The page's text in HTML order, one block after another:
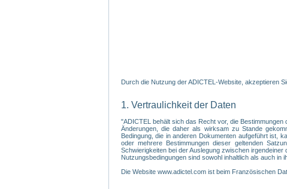
Durch die Nutzung der ADICTEL-Website, akzeptieren
1. Vertraulichkeit der Daten
"ADICTEL behält sich das Recht vor, die
Änderungen, die daher als wirksam zu Stande
Bedingung, die in anderen Dokumenten aufgeführt ist,
oder mehrere Bestimmungen dieser geltenden
Schwierigkeiten bei der Auslegung zwischen
Nutzungsbedingungen sind sowohl inhaltlich als auch
Die Website www.adictel.com ist beim Französischen